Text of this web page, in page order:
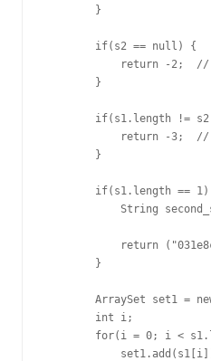
        }
        if(s2 == null) {
return -2;
        }
if(s1.length !=
return -3;
        }
if(s1.length == 1)
String
return
        }
ArraySet set1 =
        int i;
for(i = 0; i <